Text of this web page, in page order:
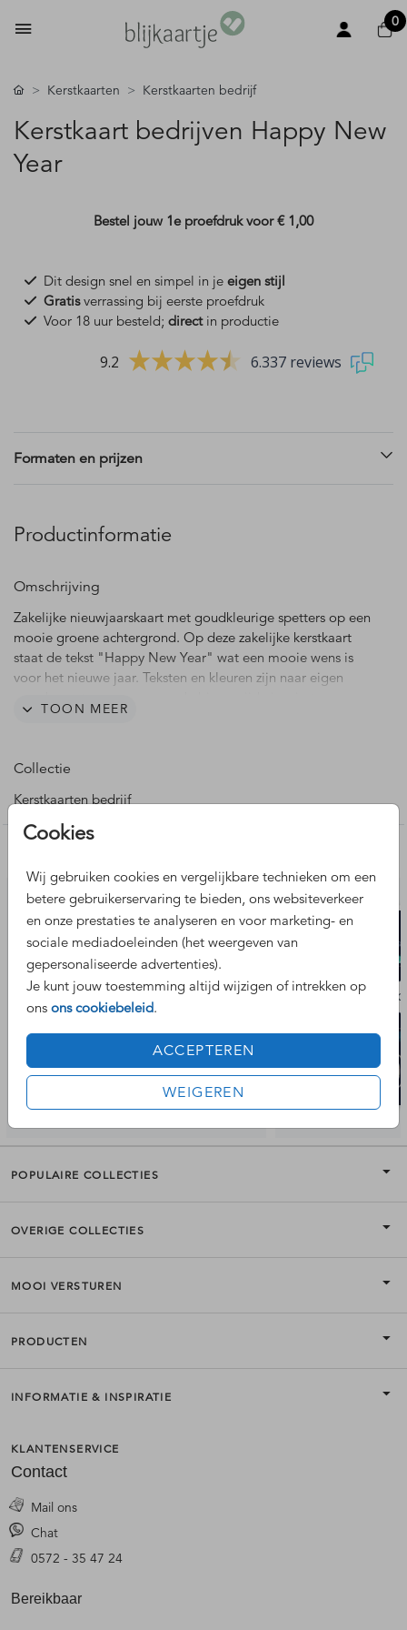
0
Cookies
Wij gebruiken cookies en vergelijkbare technieken om een
betere gebruikerservaring te bieden, ons websiteverkeer
en onze prestaties te analyseren en voor marketing- en
sociale mediadoeleinden (het weergeven van
gepersonaliseerde advertenties).
Je kunt jouw toestemming altijd wijzigen of intrekken op
ons ons cookiebeleid.
ACCEPTEREN
WEIGEREN
Kerstkaarten Kerstkaarten bedrijf
Kerstkaart bedrijven Happy New
Year
Bestel jouw 1e proefdruk voor€ 1,00
Dit design snel en simpel in je eigen stijl
Gratisverrassing bij eerste proefdruk
Voor 18 uur besteld; directin productie
9.2 6.337 reviews
Formaten en prijzen
Productinformatie
Omschrijving
Zakelijke nieuwjaarskaart met goudkleurige spetters op een
mooie groene achtergrond. Op deze zakelijke kerstkaart
staat de tekst "Happy New Year" wat een mooie wens is
voor het nieuwe jaar. Teksten en kleuren zijn naar eigen
bedrijfslogo toe te voegen.
TOON MEER
Collectie
Kerstkaarten bedrijf
POPULAIRE COLLECTIES
OVERIGE COLLECTIES
MOOI VERSTUREN
PRODUCTEN
INFORMATIE & INSPIRATIE
KLANTENSERVICE
Contact
Mail ons
Chat
0572 - 35 47 24
Bereikbaar